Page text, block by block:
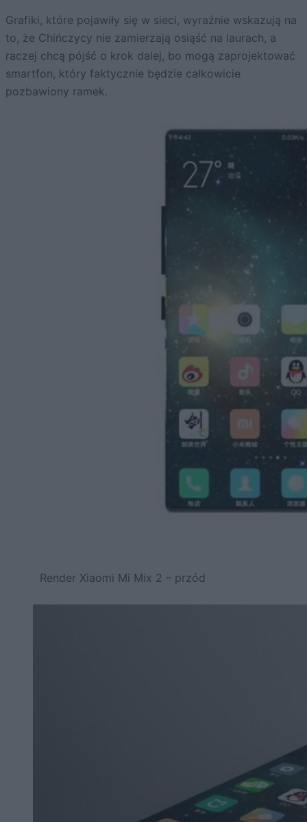
Grafiki, które pojawiły się w sieci, wyraźnie wskazują na
to, że Chińczycy nie zamierzają osiąść na laurach, a
raczej chcą pójść o krok dalej, bo mogą zaprojektować
smartfon, który faktycznie będzie całkowicie
pozbawiony ramek.
Render Xiaomi Mi Mix 2 – przód